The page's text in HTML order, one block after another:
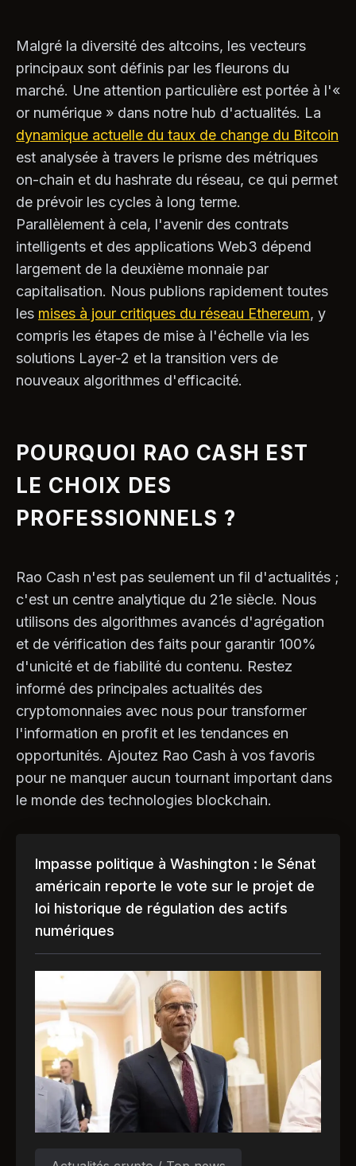
Malgré la diversité des altcoins, les vecteurs
principaux sont définis par les fleurons du
marché. Une attention particulière est portée à l'«
or numérique » dans notre hub d'actualités. La
dynamique actuelle du taux de change du Bitcoin
est analysée à travers le prisme des métriques
on-chain et du hashrate du réseau, ce qui permet
de prévoir les cycles à long terme.
Parallèlement à cela, l'avenir des contrats
intelligents et des applications Web3 dépend
largement de la deuxième monnaie par
capitalisation. Nous publions rapidement toutes
les mises à jour critiques du réseau Ethereum, y
compris les étapes de mise à l'échelle via les
solutions Layer-2 et la transition vers de
nouveaux algorithmes d'efficacité.
POURQUOI RAO CASH EST
LE CHOIX DES
PROFESSIONNELS ?
Rao Cash n'est pas seulement un fil d'actualités ;
c'est un centre analytique du 21e siècle. Nous
utilisons des algorithmes avancés d'agrégation
et de vérification des faits pour garantir 100%
d'unicité et de fiabilité du contenu. Restez
informé des principales actualités des
cryptomonnaies avec nous pour transformer
l'information en profit et les tendances en
opportunités. Ajoutez Rao Cash à vos favoris
pour ne manquer aucun tournant important dans
le monde des technologies blockchain.
Impasse politique à Washington : le Sénat
américain reporte le vote sur le projet de
loi historique de régulation des actifs
numériques